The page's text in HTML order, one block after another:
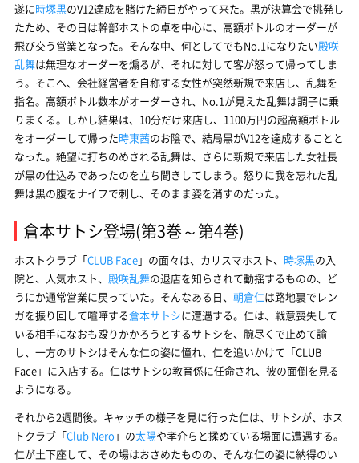
遂に時塚黒のV12達成を賭けた締日がやって来た。黒が決算会で挑発し
たため、その日は幹部ホストの卓を中心に、高額ボトルのオーダーが
飛び交う営業となった。そんな中、何としてでもNo.1になりたい殿咲
乱舞は無理なオーダーを煽るが、それに対して客が怒って帰ってしま
う。そこへ、会社経営者を自称する女性が突然新規で来店し、乱舞を
指名。高額ボトル数本がオーダーされ、No.1が見えた乱舞は調子に乗
りまくる。しかし結果は、10分だけ来店し、1100万円の超高額ボトル
をオーダーして帰った時東茜のお陰で、結局黒がV12を達成することと
なった。絶望に打ちのめされる乱舞は、さらに新規で来店した女社長
が黒の仕込みであったのを立ち聞きしてしまう。怒りに我を忘れた乱
舞は黒の腹をナイフで刺し、そのまま姿を消すのだった。
倉本サトシ登場(第3巻～第4巻)
ホストクラブ「CLUB Face」の面々は、カリスマホスト、 時塚黒の入
院と、人気ホスト、 殿咲乱舞の退店を知らされて動揺するものの、ど
うにか通常営業に戻っていた。そんなある日、 朝倉仁は路地裏でレン
ガを振り回して喧嘩する倉本サトシに遭遇する。仁は、戦意喪失して
いる相手になおも殴りかかろうとするサトシを、腕尽くで止めて諭
し、一方のサトシはそんな仁の姿に憧れ、仁を追いかけて「CLUB
Face」に入店する。仁はサトシの教育係に任命され、彼の面倒を見る
ようになる。
それから2週間後。キャッチの様子を見に行った仁は、サトシが、ホス
トクラブ「Club Nero 」の太陽や孝介らと揉めている場面に遭遇する。
仁が土下座して、その場はおさめたものの、そんな仁の姿に納得のい